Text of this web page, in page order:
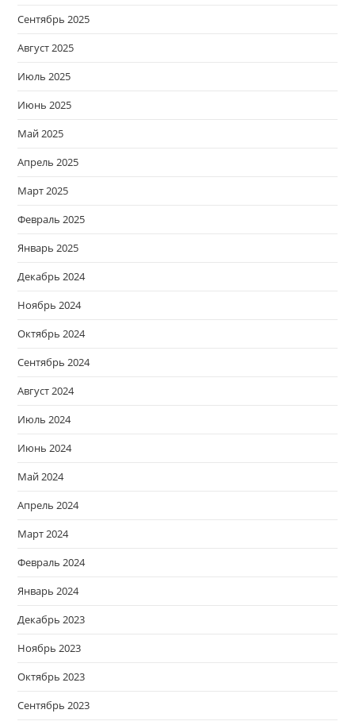
Сентябрь 2025
Август 2025
Июль 2025
Июнь 2025
Май 2025
Апрель 2025
Март 2025
Февраль 2025
Январь 2025
Декабрь 2024
Ноябрь 2024
Октябрь 2024
Сентябрь 2024
Август 2024
Июль 2024
Июнь 2024
Май 2024
Апрель 2024
Март 2024
Февраль 2024
Январь 2024
Декабрь 2023
Ноябрь 2023
Октябрь 2023
Сентябрь 2023